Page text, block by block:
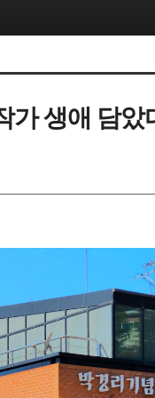
가 생애 담았